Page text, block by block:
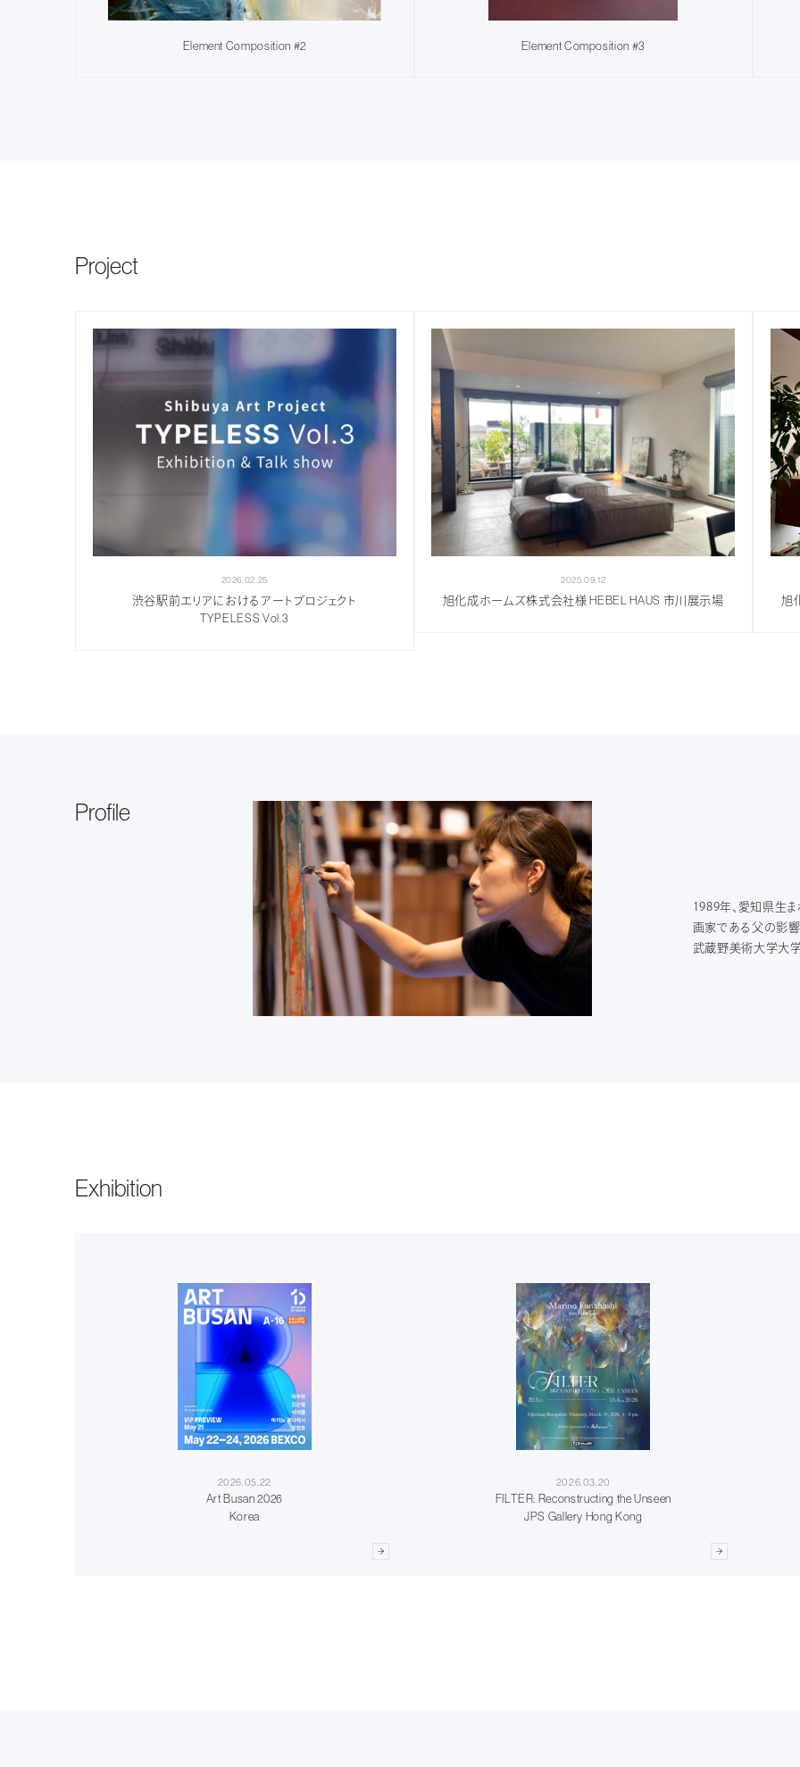
Element Composition #2 Element Composition #3
Project
2026.02.25
渋谷駅前エリアにおけるアートプロジェクト
TYPELESS Vol.3
2025.09.12
旭化成ホームズ株式会社様 HEBEL HAUS 市川展示場 旭
Profile
1989年、愛知県生ま
画家である父の影響
武蔵野美術大学大
Exhibition
2026.05.22
Art Busan 2026
Korea
2026.03.20
FILTER: Reconstructing the Unseen
JPS Gallery Hong Kong